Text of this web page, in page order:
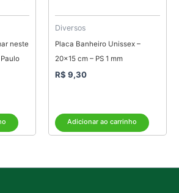
neste
Diversos
Placa Banheiro Unissex –
20×15 cm – PS 1 mm
R$ 9,30
Adicionar ao carrinho